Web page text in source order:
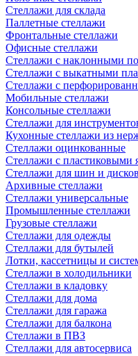
Стеллажи для склада
Паллетные стеллажи
Фронтальные стеллажи
Офисные стеллажи
Стеллажи с наклонными
Стеллажи с выкатными
Стеллажи с
Мобильные стеллажи
Консольные стеллажи
Стеллажи для
Кухонные стеллажи из
Стеллажи оцинкованные
Стеллажи с пластиковыми
Стеллажи для шин и дисков
Архивные стеллажи
Стеллажи универсальные
Промышленные стеллажи
Грузовые стеллажи
Стеллажи для одежды
Стеллажи для бутылей
Лотки, кассетницы и
Стеллажи в холодильники
Стеллажи в кладовку
Стеллажи для дома
Стеллажи для гаража
Стеллажи для балкона
Стеллажи в ПВЗ
Стеллажи для автосервиса